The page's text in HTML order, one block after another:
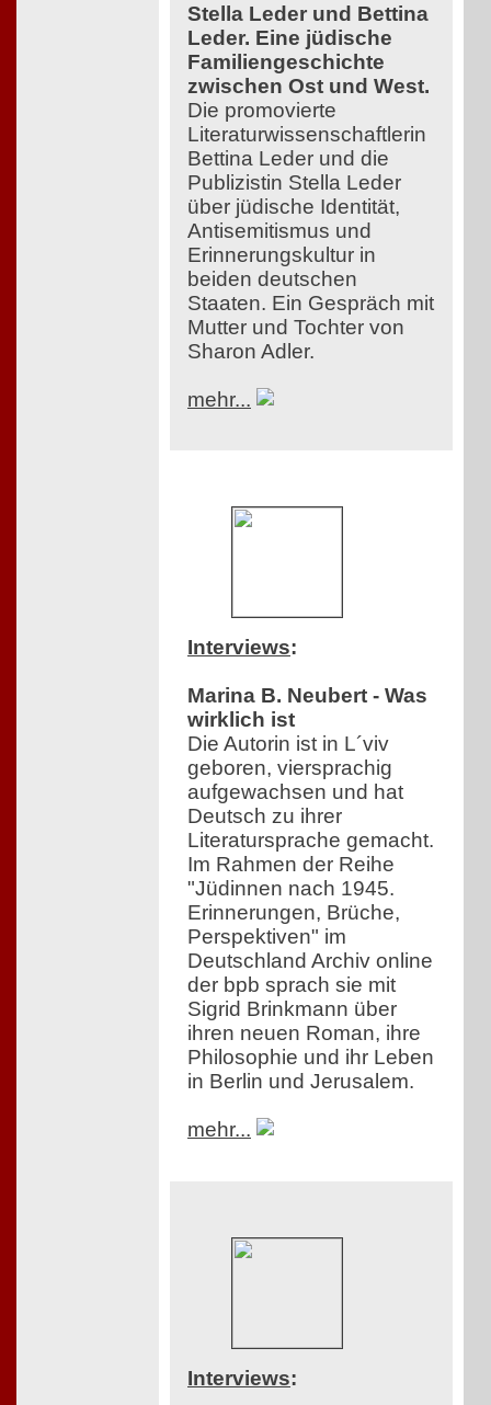
Stella Leder und Bettina
Leder. Eine jüdische
Familiengeschichte
zwischen Ost und West.
Die promovierte
Literaturwissenschaftlerin
Bettina Leder und die
Publizistin Stella Leder
über jüdische Identität,
Antisemitismus und
Erinnerungskultur in
beiden deutschen
Staaten. Ein Gespräch mit
Mutter und Tochter von
Sharon Adler.
mehr...
Interviews:
Marina B. Neubert - Was
wirklich ist
Die Autorin ist in L´viv
geboren, viersprachig
aufgewachsen und hat
Deutsch zu ihrer
Literatursprache gemacht.
Im Rahmen der Reihe
"Jüdinnen nach 1945.
Erinnerungen, Brüche,
Perspektiven" im
Deutschland Archiv online
der bpb sprach sie mit
Sigrid Brinkmann über
ihren neuen Roman, ihre
Philosophie und ihr Leben
in Berlin und Jerusalem.
mehr...
Interviews: